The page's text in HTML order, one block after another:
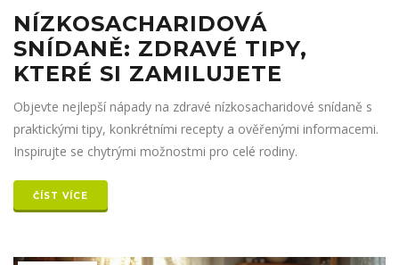
NÍZKOSACHARIDOVÁ
SNÍDANĚ: ZDRAVÉ TIPY,
KTERÉ SI ZAMILUJETE
Objevte nejlepší nápady na zdravé nízkosacharidové snídaně s
praktickými tipy, konkrétními recepty a ověřenými informacemi.
Inspirujte se chytrými možnostmi pro celé rodiny.
ČÍST VÍCE